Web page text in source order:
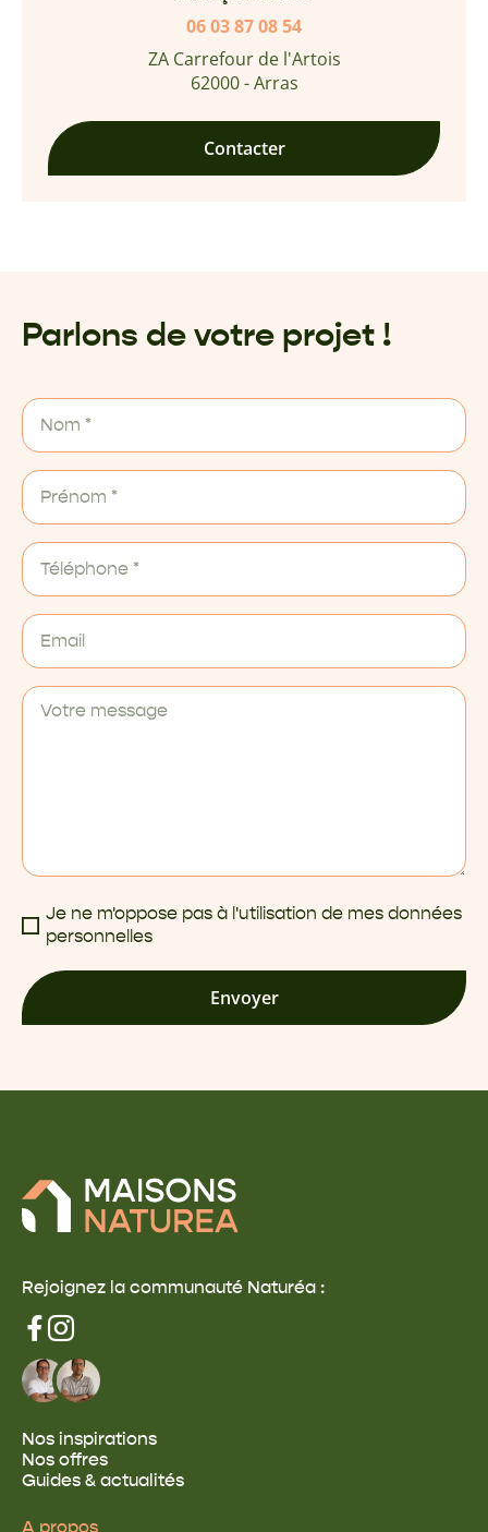
06 03 87 08 54
ZA Carrefour de l'Artois
62000 - Arras
Contacter
Parlons de votre projet !
Je ne m'oppose pas à l'utilisation de mes données
personnelles
Envoyer
Rejoignez la communauté Naturéa :
Nos inspirations
Nos offres
Guides & actualités
A propos